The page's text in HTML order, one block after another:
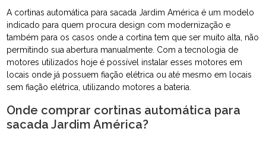
A cortinas automática para sacada Jardim América é um modelo
indicado para quem procura design com modernização e
também para os casos onde a cortina tem que ser muito alta, não
permitindo sua abertura manualmente. Com a tecnologia de
motores utilizados hoje é possível instalar esses motores em
locais onde já possuem fiação elétrica ou até mesmo em locais
sem fiação elétrica, utilizando motores a bateria.
Onde comprar cortinas automática para
sacada Jardim América?